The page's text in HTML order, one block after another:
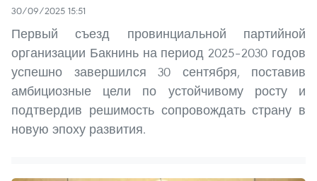
30/09/2025 15:51
Первый съезд провинциальной партийной
организации Бакнинь на период 2025–2030 годов
успешно завершился 30 сентября, поставив
амбициозные цели по устойчивому росту и
подтвердив решимость сопровождать страну в
новую эпоху развития.